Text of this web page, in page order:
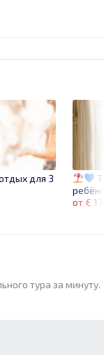
от €
для 3
тура за минуту.